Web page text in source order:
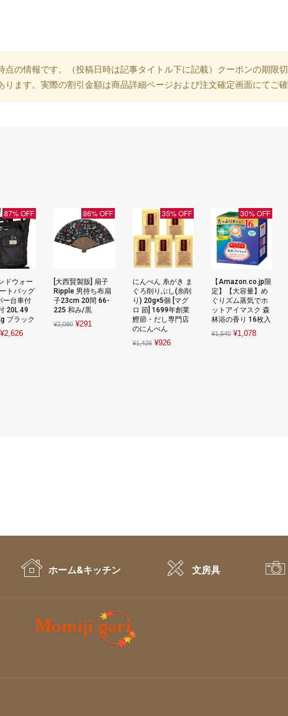
の情報です。（投稿日時は記事タイトル下に記載）クーポンの期限
ます。実際の割引金額は商品詳細ページおよび注文確定画面にてご確
87% OFF
ドウォー
トバッグ
ー台車付
20L 49
ブラック
Original
¥2,626Current
86% OFF
[大西賢製販] 扇子
Ripple 男持ち布扇
子23cm 20間 66-
225 和み/黒
¥2,090 Original
¥291
35% OFF
にんべん 糸がき ま
ぐろ削りぶし(糸削
り) 20g×5個 [マグ
ロ 節] 1699年創業
鰹節・だし専門店
のにんべん
¥1,426 Original
¥926Current
30% OFF
【Amazon.co.jp限
定】【大容量】め
ぐりズム蒸気でホ
ットアイマスク 森
林浴の香り 16枚入
¥1,540 Original
¥1,078Current
ホーム&キッチン 文房具